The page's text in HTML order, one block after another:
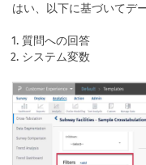
はい、以下に基づいてデ
質問への回答
システム変数